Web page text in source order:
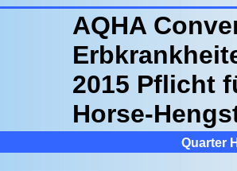
AQHA
2015 Pflicht
Horse-
Quarter